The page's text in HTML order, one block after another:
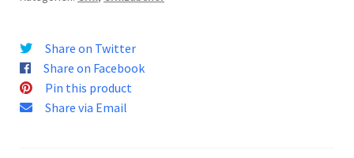
Share on Twitter
Share on Facebook
Pin this product
Share via Email